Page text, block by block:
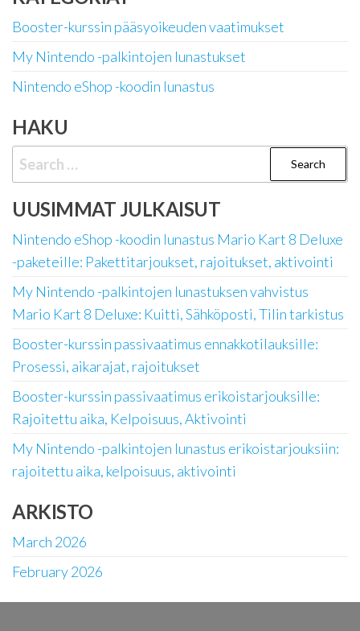
Booster-kurssin pääsyoikeuden vaatimukset
My Nintendo -palkintojen lunastukset
Nintendo eShop -koodin lunastus
HAKU
Search
for:
UUSIMMAT JULKAISUT
Nintendo eShop -koodin lunastus Mario Kart 8 Deluxe
-paketeille: Pakettitarjoukset, rajoitukset, aktivointi
My Nintendo -palkintojen lunastuksen vahvistus
Mario Kart 8 Deluxe: Kuitti, Sähköposti, Tilin tarkistus
Booster-kurssin passivaatimus ennakkotilauksille:
Prosessi, aikarajat, rajoitukset
Booster-kurssin passivaatimus erikoistarjouksille:
Rajoitettu aika, Kelpoisuus, Aktivointi
My Nintendo -palkintojen lunastus erikoistarjouksiin:
rajoitettu aika, kelpoisuus, aktivointi
ARKISTO
March 2026
February 2026